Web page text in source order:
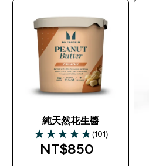
純天然花生醬
4.77 out of 5 stars
(101)
NT$850‎